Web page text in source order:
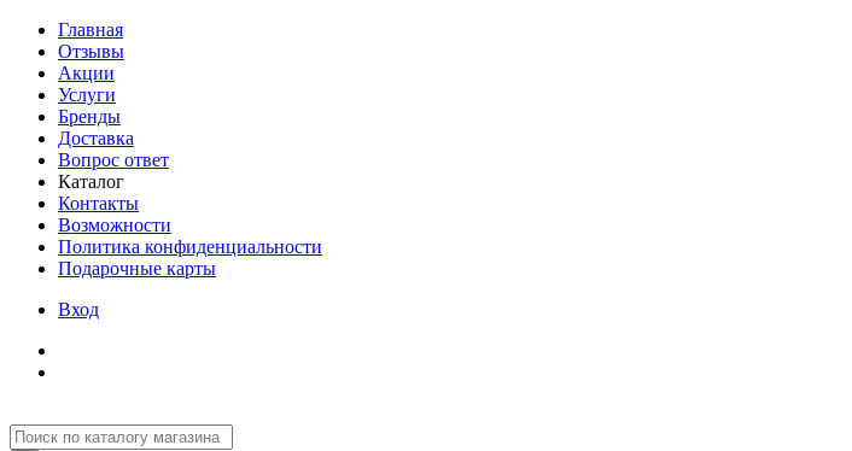
Главная
Отзывы
Акции
Услуги
Бренды
Доставка
Вопрос ответ
Каталог
Контакты
Возможности
Политика конфиденциальности
Подарочные карты
Вход